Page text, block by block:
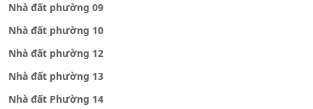
Nhà đất phường 09
Nhà đất phường 10
Nhà đất phường 12
Nhà đất phường 13
Nhà đất Phường 14